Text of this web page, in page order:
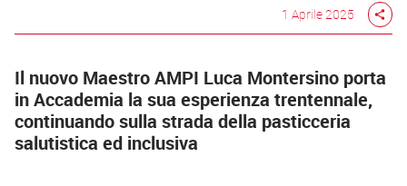
1 Aprile 2025 share
Il nuovo Maestro AMPI Luca Montersino porta
in Accademia la sua esperienza trentennale,
continuando sulla strada della pasticceria
salutistica ed inclusiva